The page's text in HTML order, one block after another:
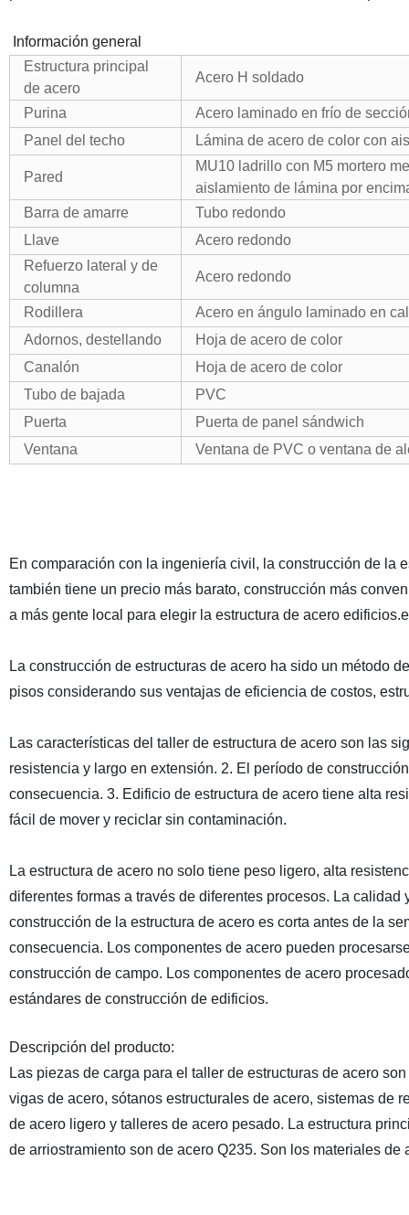
Información general
Estructura principal
de acero
Acero H soldado
Purina
Acero laminado en frío de
Panel del techo
Lámina de acero de color con
Pared
MU10 ladrillo con M5 mortero
aislamiento de lámina por
Barra de amarre
Tubo redondo
Llave
Acero redondo
Refuerzo lateral y de
columna
Acero redondo
Rodillera
Acero en ángulo laminado en
Adornos, destellando
Hoja de acero de color
Canalón
Hoja de acero de color
Tubo de bajada
PVC
Puerta
Puerta de panel sándwich
Ventana
Ventana de PVC o ventana de
En comparación con la ingeniería civil, la construcción de la
también tiene un precio más barato, construcción más
a más gente local para elegir la estructura de acero
La construcción de estructuras de acero ha sido un método
pisos considerando sus ventajas de eficiencia de costos,
Las características del taller de estructura de acero son las
resistencia y largo en extensión. 2. El período de
consecuencia. 3. Edificio de estructura de acero tiene alta
fácil de mover y reciclar sin contaminación.
La estructura de acero no solo tiene peso ligero, alta
diferentes formas a través de diferentes procesos. La
construcción de la estructura de acero es corta antes de la
consecuencia. Los componentes de acero pueden
construcción de campo. Los componentes de acero
estándares de construcción de edificios.
Descripción del producto:
Las piezas de carga para el taller de estructuras de acero
vigas de acero, sótanos estructurales de acero, sistemas de
de acero ligero y talleres de acero pesado. La estructura
de arriostramiento son de acero Q235. Son los materiales